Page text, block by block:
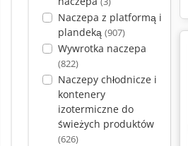
Naczepa z platformą i
plandeką (907)
Wywrotka naczepa
(822)
Naczepy chłodnicze i
kontenery
izotermiczne do
świeżych produktów
(626)